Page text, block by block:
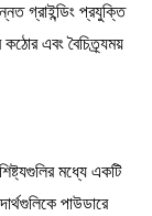
গ্রাইন্ডিং প্রযুক্তি
কঠোর এবং বৈচিত্র্যময়
মধ্যে একটি
পাউডারে